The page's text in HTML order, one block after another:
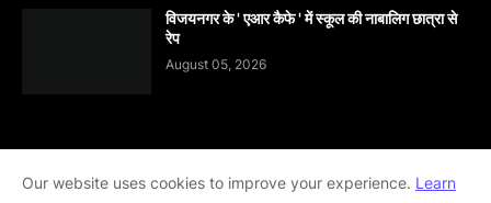
विजयनगर के ' एआर कैफे ' में स्कूल की नाबालिग छात्रा से
रेप
August 05, 2026
Home About contact-us
Disclaimer
Our website uses cookies to improve your experience. Learn